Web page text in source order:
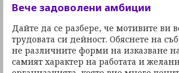
Вече задоволени амбиции
Дайте да се разбере, че мотивите ви
трудовата си дейност. Обяснете на
не различните форми на изказване
самият характер на работата и